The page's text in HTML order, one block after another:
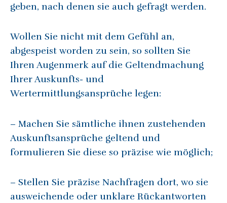
geben, nach denen sie auch gefragt werden.
Wollen Sie nicht mit dem Gefühl an,
abgespeist worden zu sein, so sollten Sie
Ihren Augenmerk auf die Geltendmachung
Ihrer Auskunfts- und
Wertermittlungsansprüche legen:
– Machen Sie sämtliche ihnen zustehenden
Auskunftsansprüche geltend und
formulieren Sie diese so präzise wie möglich;
– Stellen Sie präzise Nachfragen dort, wo sie
ausweichende oder unklare Rückantworten